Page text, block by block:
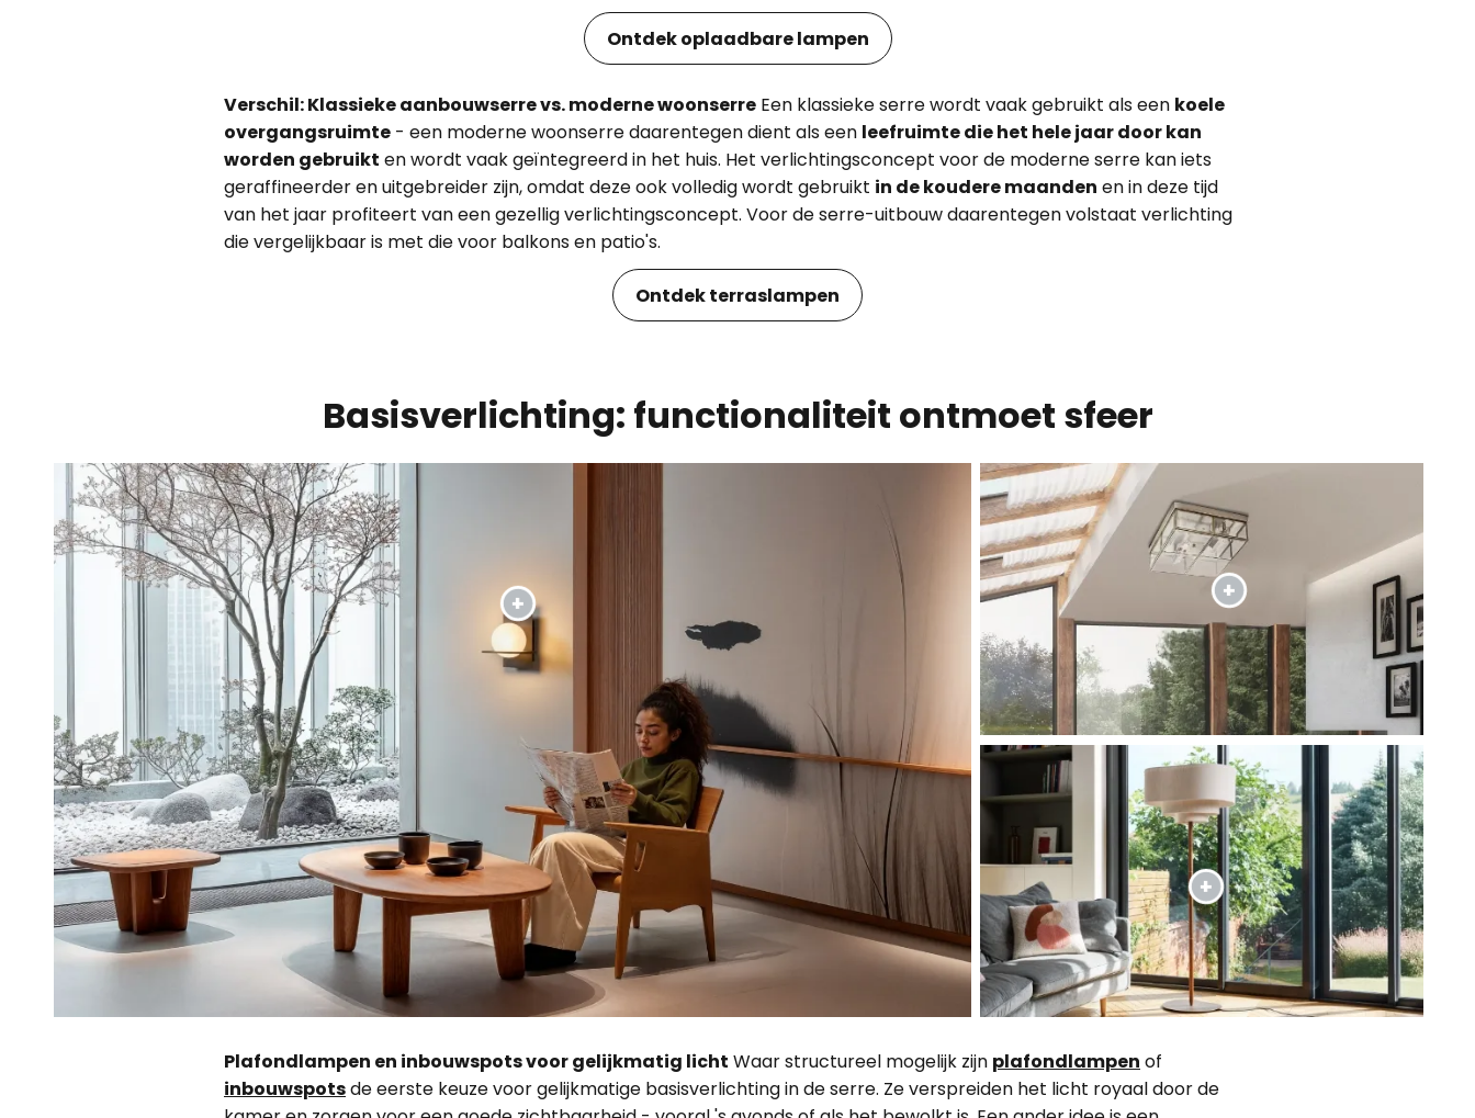
Ontdek oplaadbare lampen
Verschil: Klassieke aanbouwserre vs. moderne woonserre Een klassieke serre wordt vaak gebruikt als een koele
overgangsruimte - een moderne woonserre daarentegen dient als een leefruimte die het hele jaar door kan
worden gebruikt en wordt vaak geïntegreerd in het huis. Het verlichtingsconcept voor de moderne serre kan iets
geraffineerder en uitgebreider zijn, omdat deze ook volledig wordt gebruikt in de koudere maanden en in deze tijd
van het jaar profiteert van een gezellig verlichtingsconcept. Voor de serre-uitbouw daarentegen volstaat verlichting
die vergelijkbaar is met die voor balkons en patio's.
Ontdek terraslampen
Basisverlichting: functionaliteit ontmoet sfeer
Plafondlampen en inbouwspots voor gelijkmatig licht Waar structureel mogelijk zijn plafondlampen of
inbouwspotsde eerste keuze voor gelijkmatige basisverlichting in de serre. Ze verspreiden het licht royaal door de